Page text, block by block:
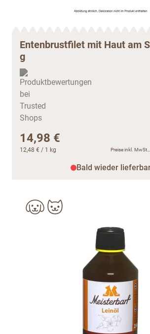
Entenbrustfilet mit Haut am
g
14,98 €
12,48 € / 1 kg Preise inkl.
Bald wieder